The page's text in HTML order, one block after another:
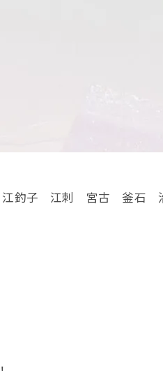
江刺 宮古 釜石 沿岸